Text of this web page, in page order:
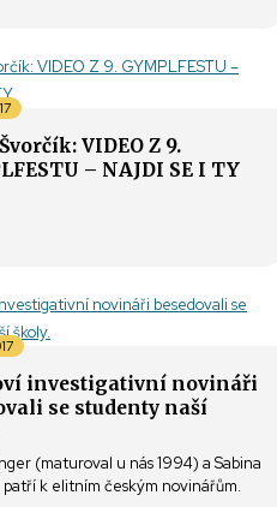
VIDEO Z 9.
– NAJDI SE I TY
investigativní novináři
se studenty naší
(maturoval u nás 1994) a Sabina
patří k elitním českým novinářům.